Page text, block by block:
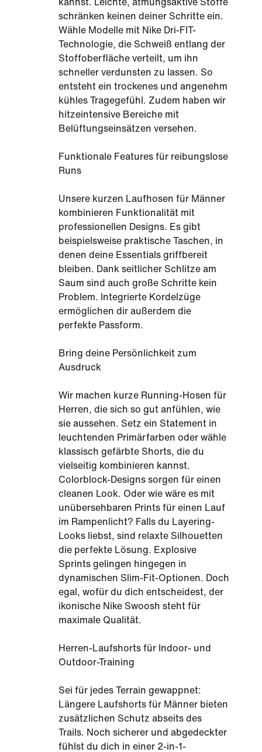
schränken keinen deiner Schritte ein.
Wähle Modelle mit Nike Dri-FIT-
Technologie, die Schweiß entlang der
Stoffoberfläche verteilt, um ihn
schneller verdunsten zu lassen. So
entsteht ein trockenes und angenehm
kühles Tragegefühl. Zudem haben wir
hitzeintensive Bereiche mit
Belüftungseinsätzen versehen.
Funktionale Features für reibungslose
Runs
Unsere kurzen Laufhosen für Männer
kombinieren Funktionalität mit
professionellen Designs. Es gibt
beispielsweise praktische Taschen, in
denen deine Essentials griffbereit
bleiben. Dank seitlicher Schlitze am
Saum sind auch große Schritte kein
Problem. Integrierte Kordelzüge
ermöglichen dir außerdem die
perfekte Passform.
Bring deine Persönlichkeit zum
Ausdruck
Wir machen kurze Running-Hosen für
Herren, die sich so gut anfühlen, wie
sie aussehen. Setz ein Statement in
leuchtenden Primärfarben oder wähle
klassisch gefärbte Shorts, die du
vielseitig kombinieren kannst.
Colorblock-Designs sorgen für einen
cleanen Look. Oder wie wäre es mit
unübersehbaren Prints für einen Lauf
im Rampenlicht? Falls du Layering-
Looks liebst, sind relaxte Silhouetten
die perfekte Lösung. Explosive
Sprints gelingen hingegen in
dynamischen Slim-Fit-Optionen. Doch
egal, wofür du dich entscheidest, der
ikonische Nike Swoosh steht für
maximale Qualität.
Herren-Laufshorts für Indoor- und
Outdoor-Training
Sei für jedes Terrain gewappnet:
Längere Laufshorts für Männer bieten
zusätzlichen Schutz abseits des
Trails. Noch sicherer und abgedeckter
fühlst du dich in einer 2-in-1-